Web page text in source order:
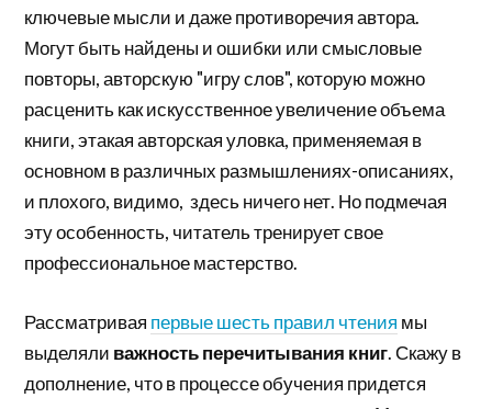
ключевые мысли и даже противоречия автора.
Могут быть найдены и ошибки или смысловые
повторы, авторскую "игру слов", которую можно
расценить как искусственное увеличение объема
книги, этакая авторская уловка, применяемая в
основном в различных размышлениях-описаниях,
и плохого, видимо, здесь ничего нет. Но подмечая
эту особенность, читатель тренирует свое
профессиональное мастерство.
Рассматривая первые шесть правил чтения мы
выделяли важность перечитывания книг. Скажу в
дополнение, что в процессе обучения придется